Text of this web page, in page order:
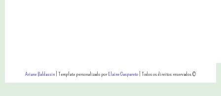
Ariane Baldassin| Template personalizado porElaine Gaspareto| Todos os direitos reservados ©